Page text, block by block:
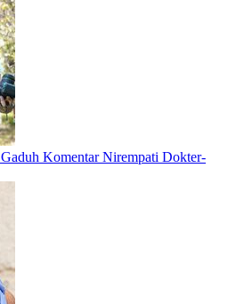
Komentar Nirempati Dokter-